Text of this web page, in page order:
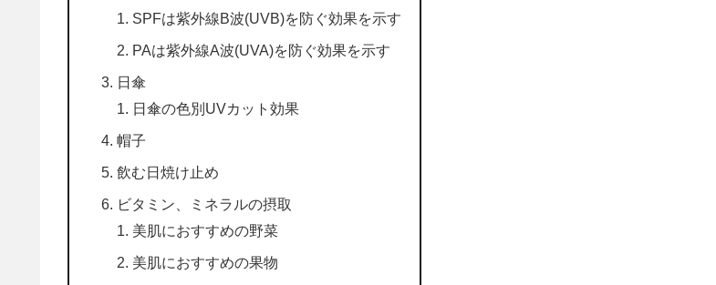
SPFは紫外線B波(UVB)を防ぐ効果を示す
PAは紫外線A波(UVA)を防ぐ効果を示す
日傘
日傘の色別UVカット効果
帽子
飲む日焼け止め
ビタミン、ミネラルの摂取
美肌におすすめの野菜
美肌におすすめの果物